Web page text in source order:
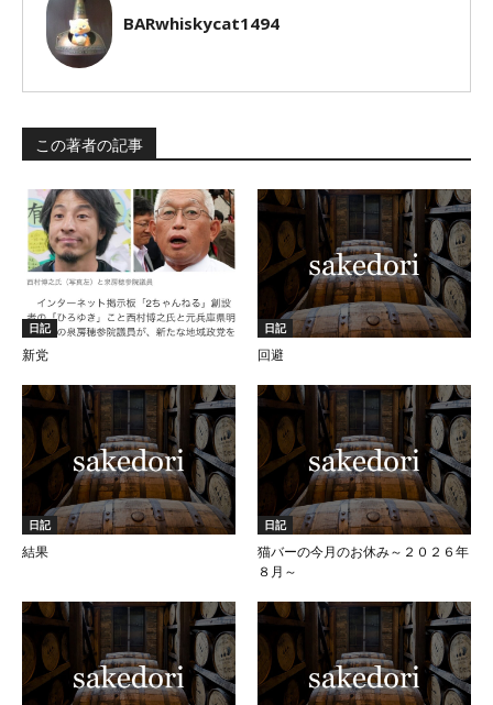
BARwhiskycat1494
この著者の記事
日記
新党
日記
回避
日記
結果
日記
猫バーの今月のお休み～２０２６年
８月～